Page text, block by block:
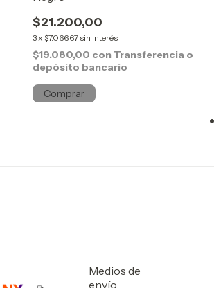
$21.200,00
3 x $7.066,67 sin interés
$19.080,00 con Transferencia o
depósito bancario
Comprar
Medios de
envío